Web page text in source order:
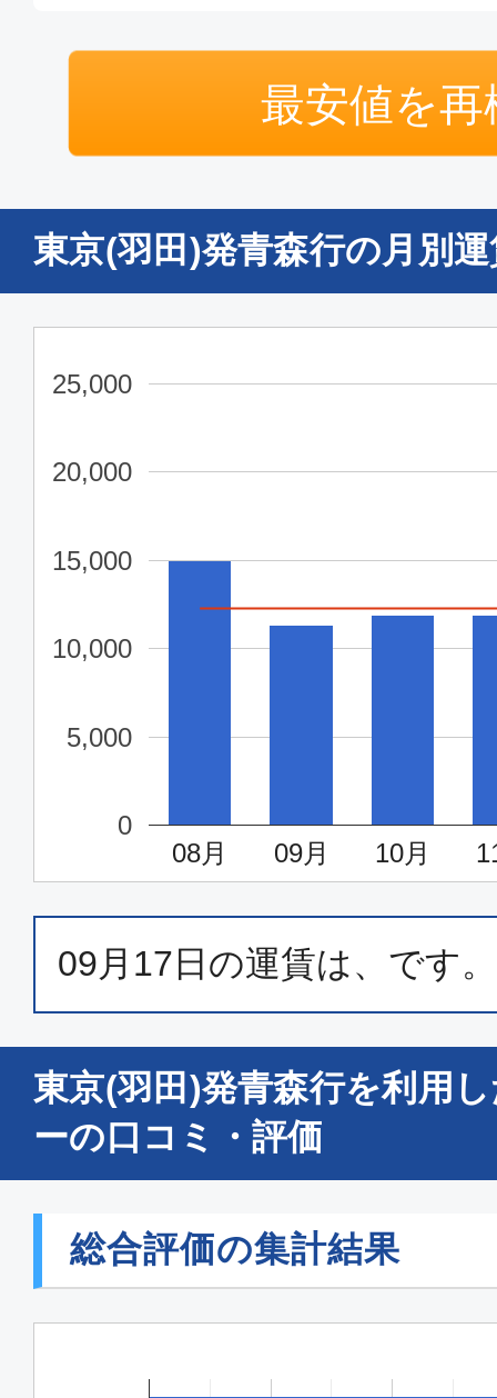
普通席
東京(羽田)
青森
JAL145
東京(羽田)
13:15
青森
JAL147
普通席
16:00
18:40
JAL151
普通席
19:50
JAL141
クラスJ
東京(羽田)
06:45
青森
クラスJ
東京(羽田)
18:40
青森
最安値を再
東京(羽田)発青森行の月別
08月 09月 10月
0
5,000
10,000
15,000
20,000
25,000
09月17日 の運賃は、 です。
東京(羽田)発青森行を利用
ーの口コミ・評価
総合評価の集計結果